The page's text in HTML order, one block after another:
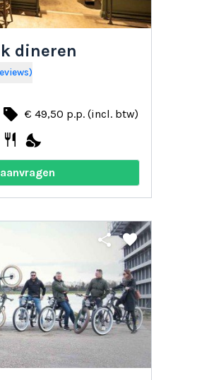
dineren
(3 reviews)
local_offer € 49,50 p.p. (incl. btw)
restaurant nights_stay
share favorite